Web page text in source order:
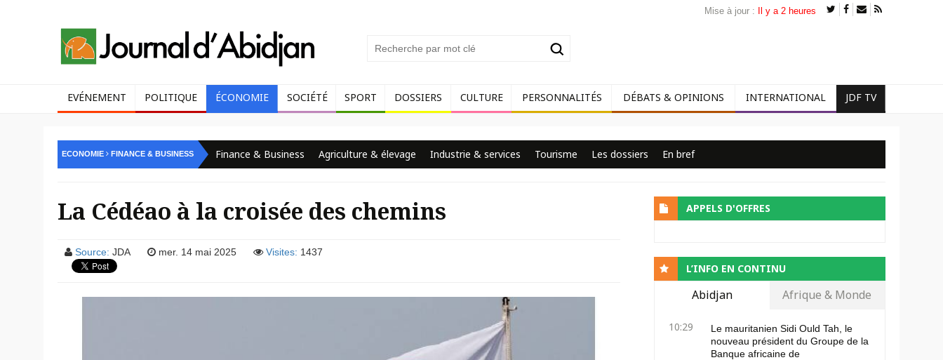
Mise à jour : Il y a 2 heures
EVÉNEMENT POLITIQUE ÉCONOMIE SOCIÉTÉ SPORT DOSSIERS CULTURE PERSONNALITÉS DÉBATS & OPINIONS INTERNATIONAL JDF TV
ECONOMIE FINANCE & BUSINESS Finance & Business Agriculture & élevage Industrie & services Tourisme Les dossiers En bref
La Cédéao à la croisée des chemins
Source: JDA mer. 14 mai 2025 Visites: 1437
APPELS D'OFFRES
L’INFO EN CONTINU
Abidjan Afrique & Monde
10:29
Le mauritanien Sidi Ould Tah, le
nouveau président du Groupe de la
Banque africaine de